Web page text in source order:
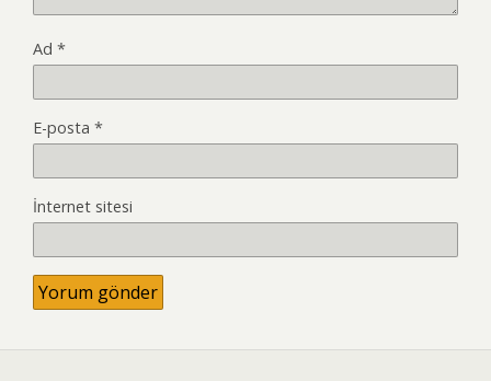
Ad *
E-posta *
İnternet sitesi